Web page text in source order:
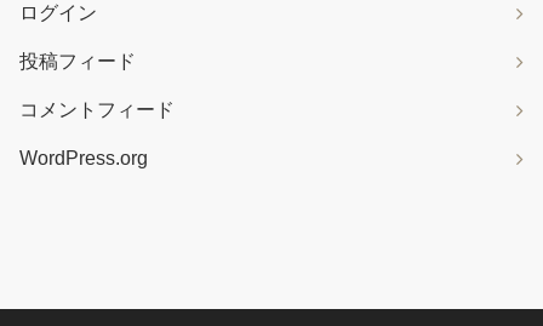
ログイン
投稿フィード
コメントフィード
WordPress.org